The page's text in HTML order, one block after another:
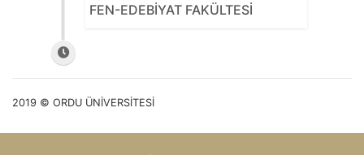
FEN-EDEBİYAT FAKÜLTESİ
2019 © ORDU ÜNİVERSİTESİ